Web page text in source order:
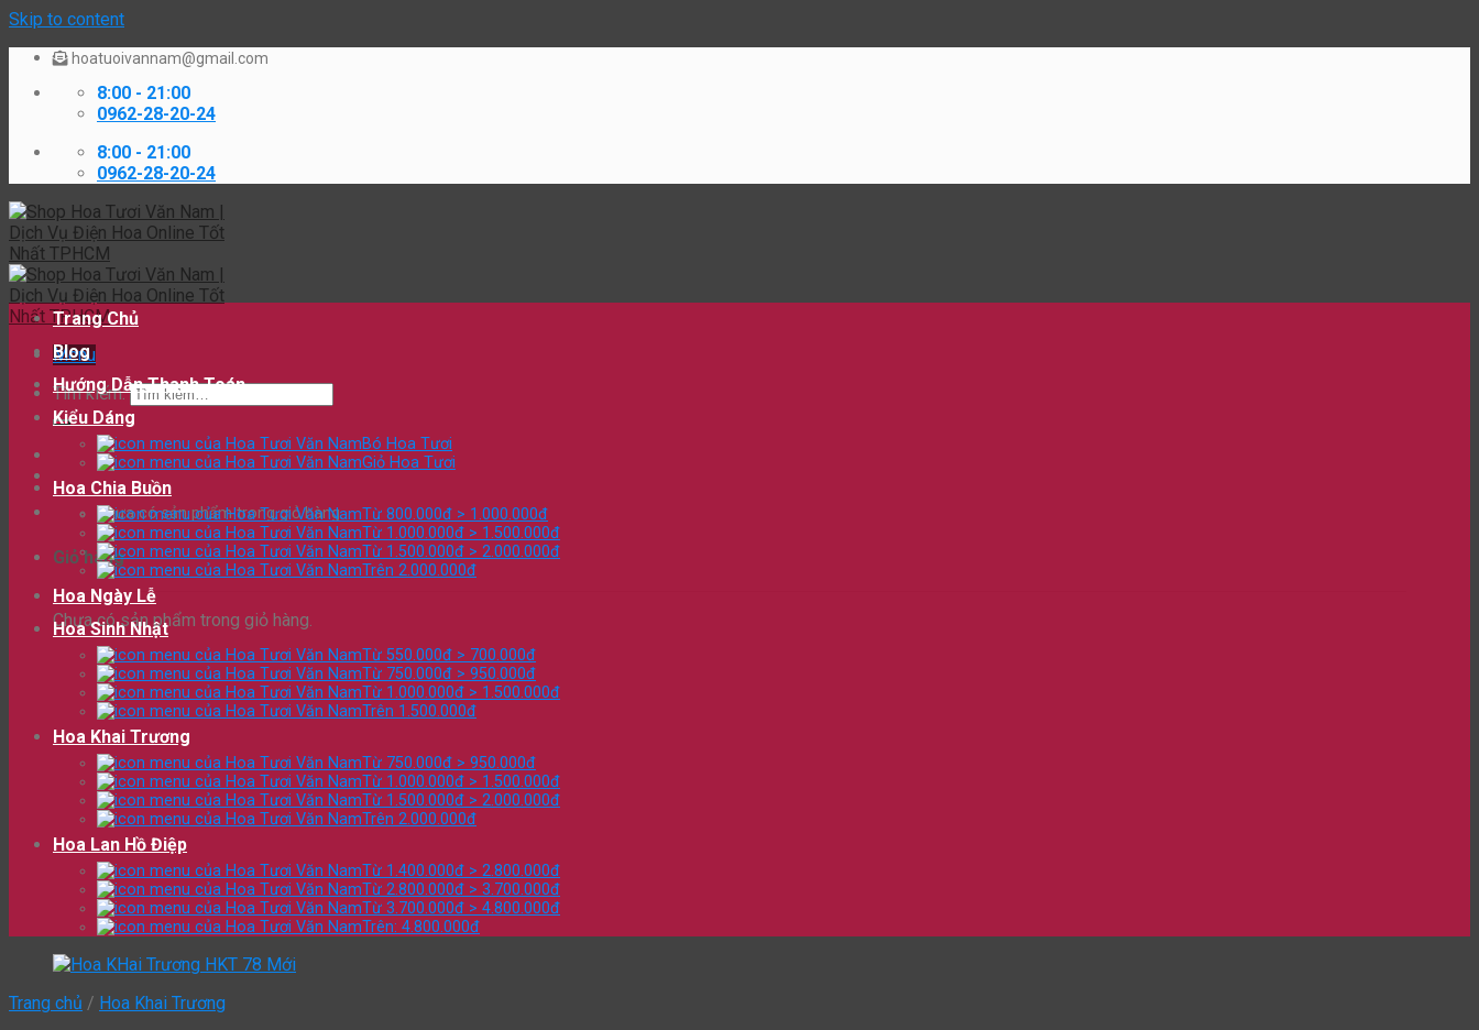
Skip to content
hoatuoivannam@gmail.com
8:00 - 21:00
0962-28-20-24
8:00 - 21:00
0962-28-20-24
Menu
Tìm kiếm:
Chưa có sản phẩm trong giỏ hàng.
Giỏ hàng
Chưa có sản phẩm trong giỏ hàng.
Trang Chủ
Blog
Hướng Dẫn Thanh Toán
Kiểu Dáng
Bó Hoa Tươi
Giỏ Hoa Tươi
Hoa Chia Buồn
Từ 800.000đ > 1.000.000đ
Từ 1.000.000đ > 1.500.000đ
Từ 1.500.000đ > 2.000.000đ
Trên 2.000.000đ
Hoa Ngày Lễ
Hoa Sinh Nhật
Từ 550.000đ > 700.000đ
Từ 750.000đ > 950.000đ
Từ 1.000.000đ > 1.500.000đ
Trên 1.500.000đ
Hoa Khai Trương
Từ 750.000đ > 950.000đ
Từ 1.000.000đ > 1.500.000đ
Từ 1.500.000đ > 2.000.000đ
Trên 2.000.000đ
Hoa Lan Hồ Điệp
Từ 1.400.000đ > 2.800.000đ
Từ 2.800.000đ > 3.700.000đ
Từ 3.700.000đ > 4.800.000đ
Trên: 4.800.000đ
Trang chủ / Hoa Khai Trương